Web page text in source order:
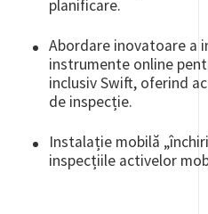
planificare.
Abordare inovatoare a
instrumente online
inclusiv Swift, oferind
de inspecție.
Instalație mobilă
inspecțiile activelor